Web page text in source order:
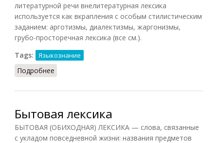
литературной речи внелитературная лексика
используется как вкрапления с особым стилистическим
заданием: арготизмы, диалектизмы, жаргонизмы,
грубо-просторечная лексика (все см.).
Tags:
Языкознание
Подробнее
Бытовая лексика
БЫТОВАЯ (ОБИХОДНАЯ) ЛЕКСИКА — слова, связанные
с укладом повседневной жизни: названия предметов